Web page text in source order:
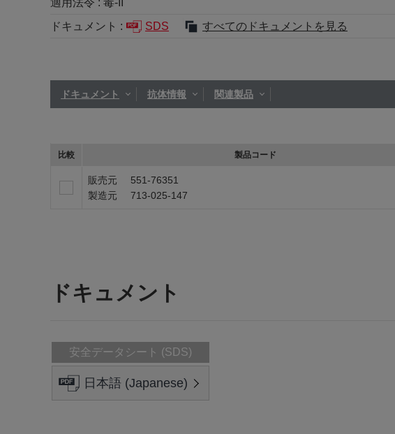
適用法令 : 毒-II
ドキュメント :
SDS すべてのドキュメントを見る
ドキュメント 抗体情報 関連製品
比較 製品コード
販売元
551-76351
製造元
713-025-147
ドキュメント
安全データシート (SDS)
日本語 (Japanese)